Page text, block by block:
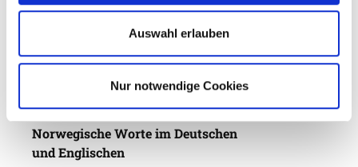
Auswahl erlauben
Nur notwendige Cookies
Aktuelles - Nyheter
Nächster Artikel
Norwegische Worte im Deutschen
und Englischen